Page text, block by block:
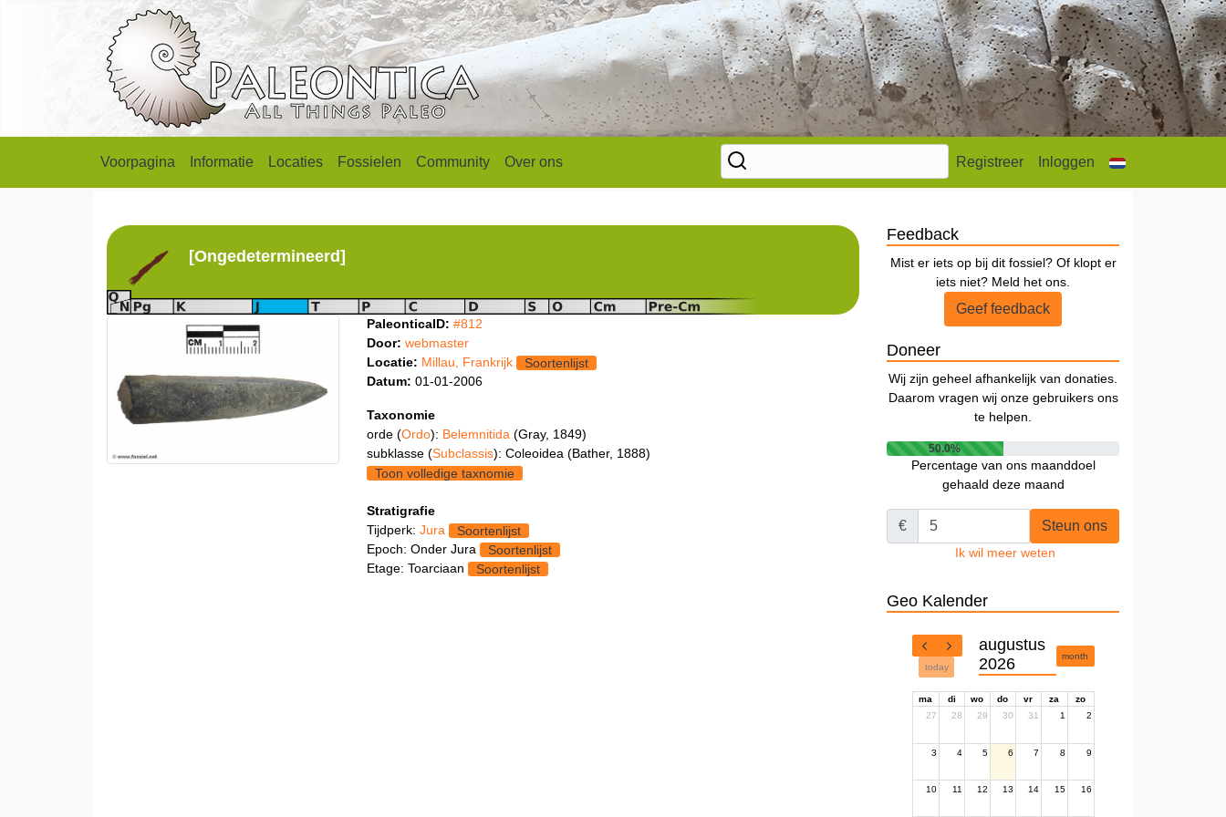
Voorpagina Informatie Locaties Fossielen Community Over ons Registreer Inloggen
[Ongedetermineerd]
PaleonticaID: #812
Door: webmaster
Locatie: Millau, Frankrijk
Soortenlijst
Datum: 01-01-2006
Taxonomie
orde (Ordo): Belemnitida (Gray, 1849)
subklasse (Subclassis): Coleoidea (Bather, 1888)
Toon volledige taxnomie
Stratigrafie
Tijdperk: Jura
Soortenlijst
Epoch: Onder Jura
Soortenlijst
Etage: Toarciaan
Soortenlijst
Feedback
Mist er iets op bij dit fossiel? Of klopt er
iets niet? Meld het ons.
Geef feedback
Doneer
Wij zijn geheel afhankelijk van donaties.
Daarom vragen wij onze gebruikers ons
te helpen.
50.0%
Percentage van ons maanddoel
gehaald deze maand
€ Steun ons
Ik wil meer weten
Geo Kalender
today
augustus
2026
month
ma di wo do vr za
zo
27
28 29 30 31 1 2
3 4 5 6 7 8 9
10 11 12 13 14 15 16